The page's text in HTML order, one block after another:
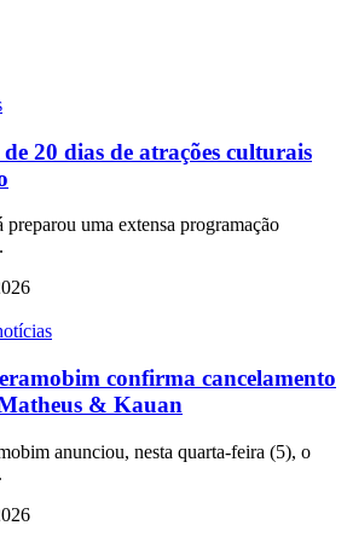
20 dias de atrações culturais
uma extensa programação
confirma cancelamento
& Kauan
anunciou, nesta quarta-feira (5), o